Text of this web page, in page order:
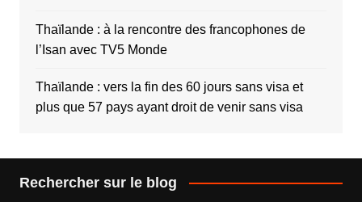
Thaïlande : à la rencontre des francophones de
l’Isan avec TV5 Monde
Thaïlande : vers la fin des 60 jours sans visa et
plus que 57 pays ayant droit de venir sans visa
Rechercher sur le blog